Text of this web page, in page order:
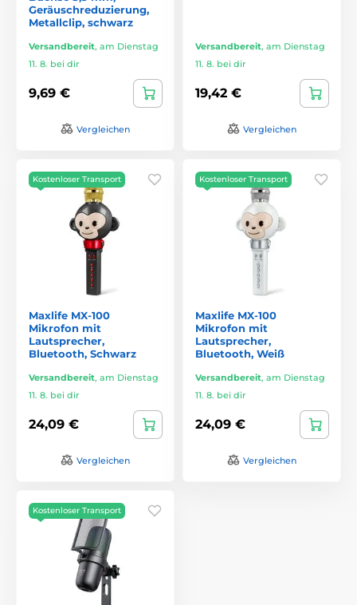
Geräuschreduzierung,
Metallclip, schwarz
Versandbereit, am Dienstag
11. 8. bei dir
9,69 €
Vergleichen
Versandbereit, am Dienstag
11. 8. bei dir
19,42 €
Vergleichen
Kostenloser Transport
Maxlife MX-100
Mikrofon mit
Lautsprecher,
Bluetooth, Schwarz
Versandbereit, am Dienstag
11. 8. bei dir
24,09 €
Vergleichen
Kostenloser Transport
Maxlife MX-100
Mikrofon mit
Lautsprecher,
Bluetooth, Weiß
Versandbereit, am Dienstag
11. 8. bei dir
24,09 €
Vergleichen
Kostenloser Transport